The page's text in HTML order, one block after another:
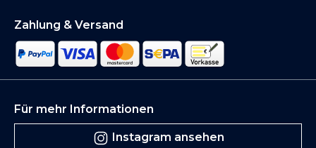
Zahlung & Versand
Für mehr Informationen
Instagram ansehen